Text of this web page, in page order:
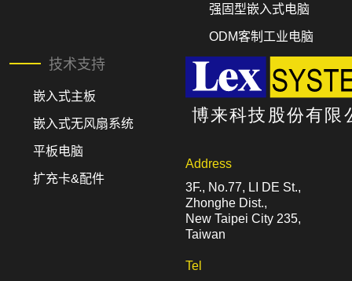
强固型嵌入式电脑
ODM客制工业电脑
技术支持
嵌入式主板
嵌入式无风扇系统
平板电脑
扩充卡&配件
Address
3F., No.77, LI DE St.,
Zhonghe Dist.,
New Taipei City 235,
Taiwan
Tel